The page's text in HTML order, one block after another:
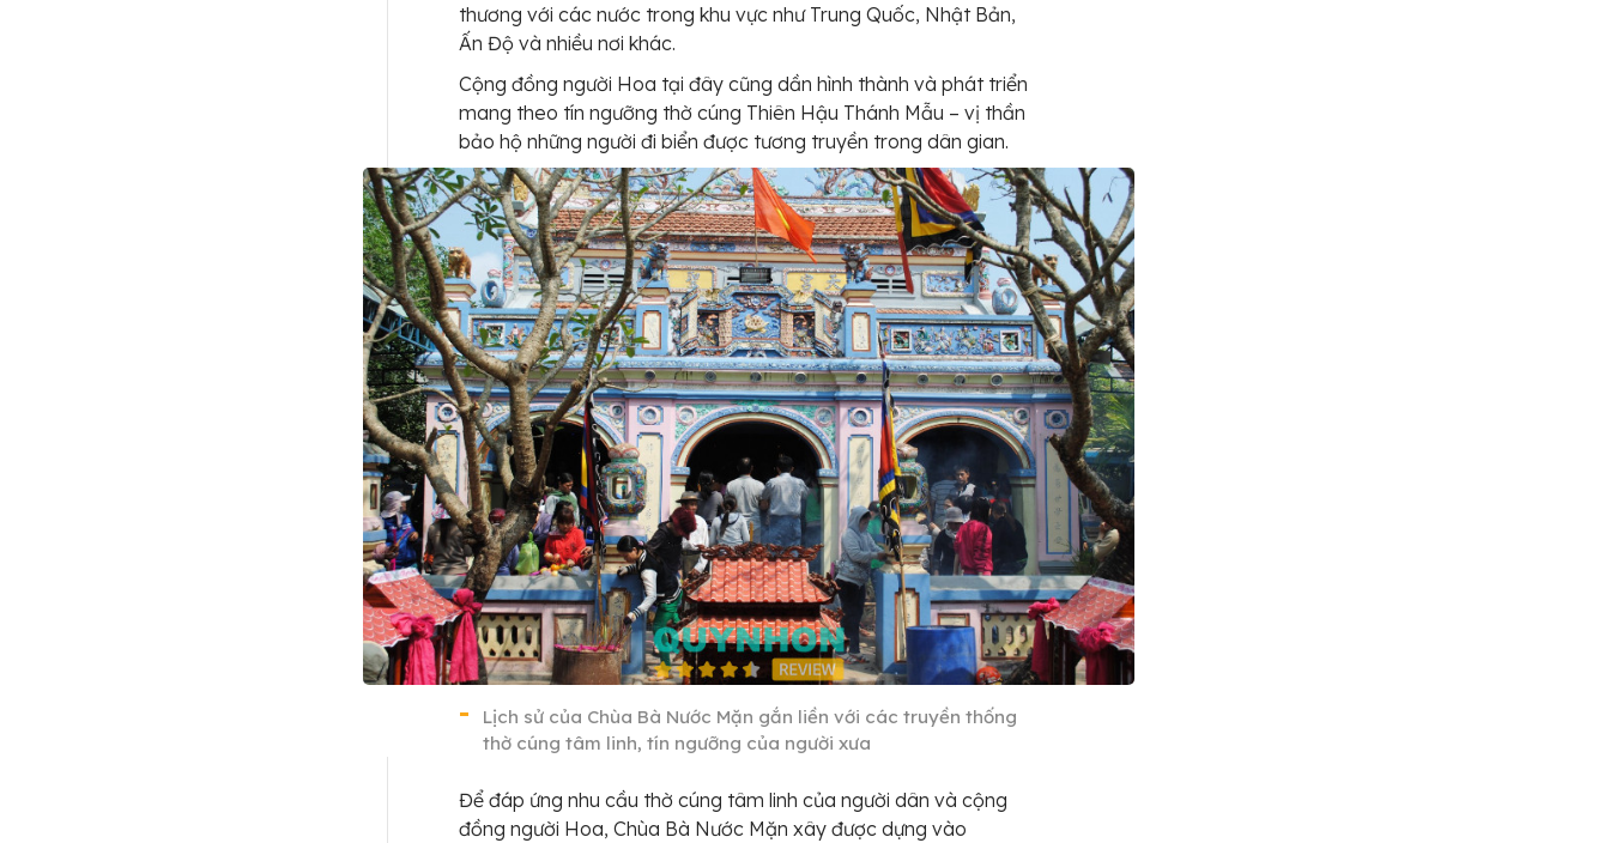
thương với các nước trong khu vực như Trung Quốc, Nhật Bản,
Ấn Độ và nhiều nơi khác.
Cộng đồng người Hoa tại đây cũng dần hình thành và phát triển
mang theo tín ngưỡng thờ cúng Thiên Hậu Thánh Mẫu – vị thần
bảo hộ những người đi biển được tương truyền trong dân gian.
Lịch sử của Chùa Bà Nước Mặn gắn liền với các truyền thống
thờ cúng tâm linh, tín ngưỡng của người xưa
Để đáp ứng nhu cầu thờ cúng tâm linh của người dân và cộng
đồng người Hoa, Chùa Bà Nước Mặn xây được dựng vào